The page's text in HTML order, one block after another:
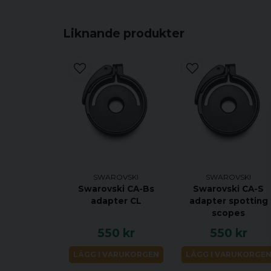
Liknande produkter
SWAROVSKI
Swarovski CA-Bs
adapter CL
550 kr
LÄGG I VARUKORGEN
SWAROVSKI
Swarovski CA-S
adapter spotting
scopes
550 kr
LÄGG I VARUKORGEN